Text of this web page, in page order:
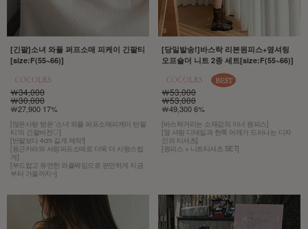
[긴팔]소녀 와플 퍼프소매 피케이 긴팔티
[size:F(55~66)]
￦34,000
￦30,000
￦27,900 17%
[많은사랑 받은 '소녀 와플 퍼프소매피케이 반팔
티'의 긴팔버전♡]
[반팔보다 4cm 길게 제작!]
[둥근카라와 셔링퍼프소매로 더욱 더 사랑스럽
게]
[부드럽고 유연한 와플짜임으로 편안하게 지금
부터 가을까지~]
[당일발송!]바스락 리본원피스+옆셔링
오프숄더 니트 2종 세트[size:F(55~66)]
￦53,000
￦53,000
￦49,300 6%
[바스락거리는 소재감의 이너 원피스]
[옆 셔링 디테일과 한쪽 어깨가 드러나는 디자
인의 티셔츠]
[원피스 + 니트티셔츠 SET]